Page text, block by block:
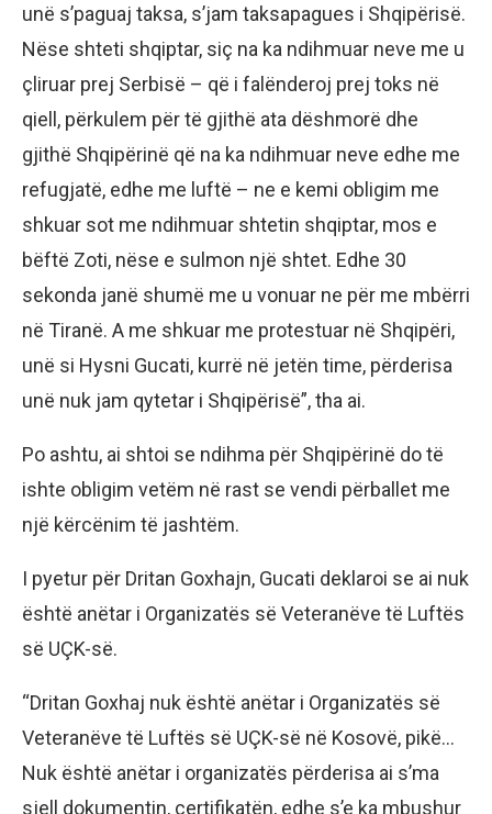
unë s’paguaj taksa, s’jam taksapagues i Shqipërisë.
Nëse shteti shqiptar, siç na ka ndihmuar neve me u
çliruar prej Serbisë – që i falënderoj prej toks në
qiell, përkulem për të gjithë ata dëshmorë dhe
gjithë Shqipërinë që na ka ndihmuar neve edhe me
refugjatë, edhe me luftë – ne e kemi obligim me
shkuar sot me ndihmuar shtetin shqiptar, mos e
bëftë Zoti, nëse e sulmon një shtet. Edhe 30
sekonda janë shumë me u vonuar ne për me mbërri
në Tiranë. A me shkuar me protestuar në Shqipëri,
unë si Hysni Gucati, kurrë në jetën time, përderisa
unë nuk jam qytetar i Shqipërisë”, tha ai.
Po ashtu, ai shtoi se ndihma për Shqipërinë do të
ishte obligim vetëm në rast se vendi përballet me
një kërcënim të jashtëm.
I pyetur për Dritan Goxhajn, Gucati deklaroi se ai nuk
është anëtar i Organizatës së Veteranëve të Luftës
së UÇK-së.
“Dritan Goxhaj nuk është anëtar i Organizatës së
Veteranëve të Luftës së UÇK-së në Kosovë, pikë…
Nuk është anëtar i organizatës përderisa ai s’ma
sjell dokumentin, certifikatën, edhe s’e ka mbushur